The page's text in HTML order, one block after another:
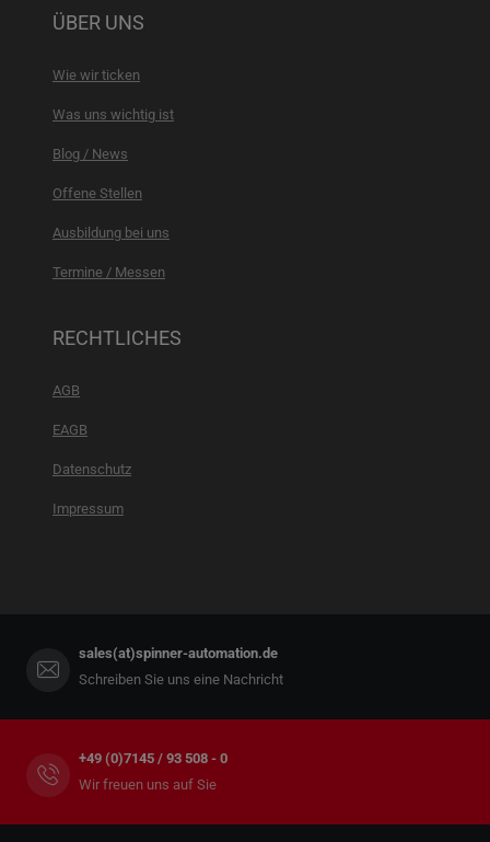
ÜBER UNS
Wie wir ticken
Was uns wichtig ist
Blog / News
Offene Stellen
Ausbildung bei uns
Termine / Messen
RECHTLICHES
AGB
EAGB
Datenschutz
Impressum
sales(at)spinner-automation.de
Schreiben Sie uns eine Nachricht
+49 (0)7145 / 93 508 - 0
Wir freuen uns auf Sie